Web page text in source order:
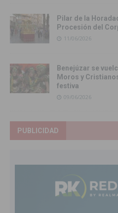
Pilar de la
Procesión del
11/06/2026
Benejúzar se
Moros y
festiva
09/06/2026
PUBLICIDAD